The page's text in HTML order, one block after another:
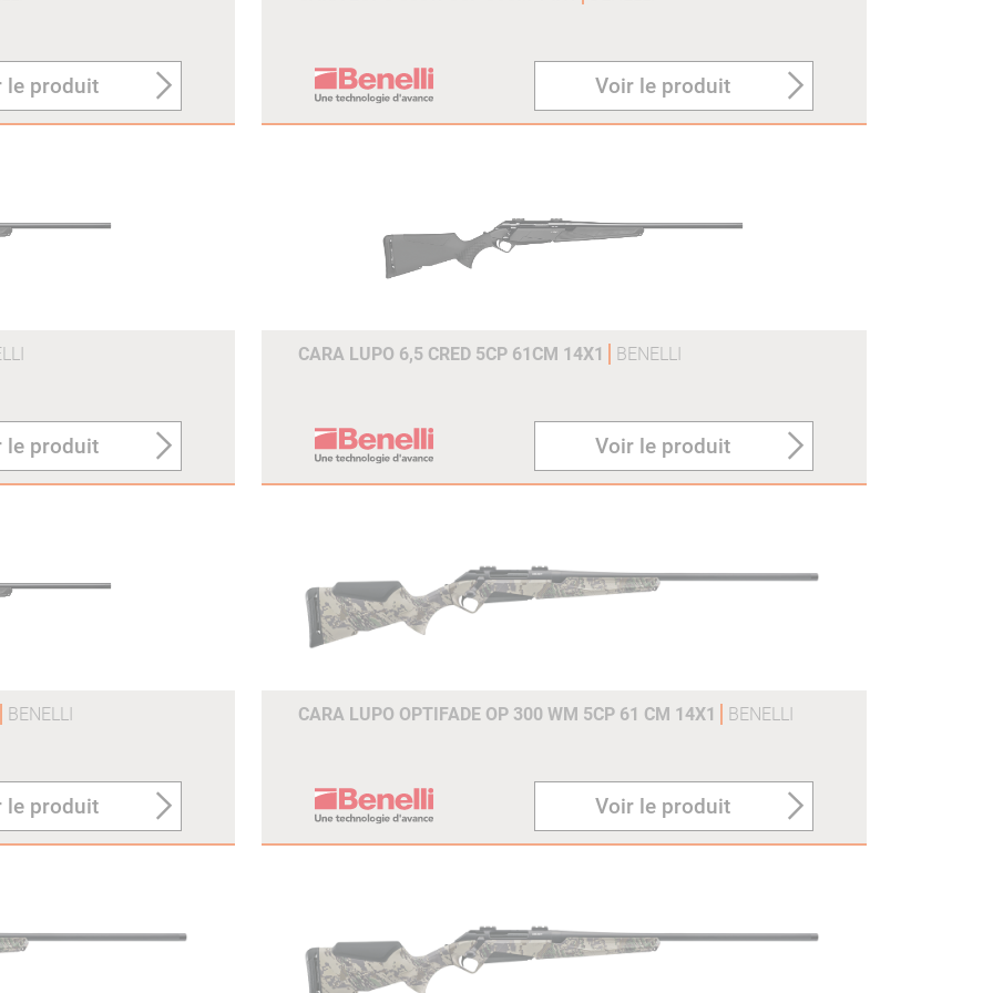
le produit Voir le produit
le produit
CARA LUPO 6,5 CRED 5CP 61CM 14X1 BENELLI
Voir le produit
BENELLI
le produit
CARA LUPO OPTIFADE OP 300 WM 5CP 61 CM 14X1 BENELLI
Voir le produit